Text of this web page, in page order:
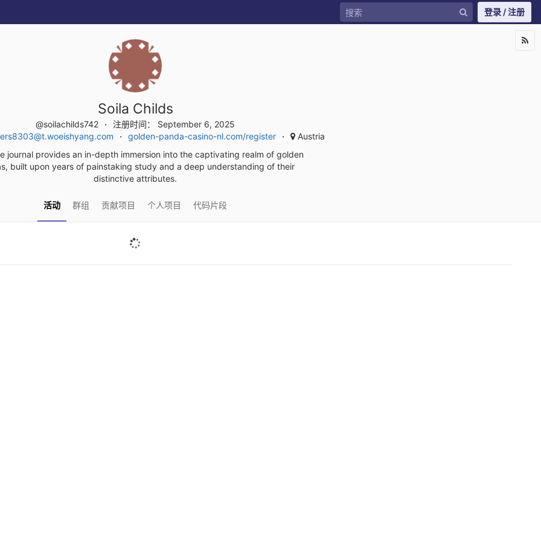
登录 / 注册
Soila Childs
@soilachilds742
注册时间： September 6, 2025
golden-panda-casino-nl.com/register
Austria
journal provides an in-depth immersion into the captivating realm of golden
built upon years of painstaking study and a deep understanding of their
distinctive attributes.
活动 群组 贡献项目 个人项目 代码片段